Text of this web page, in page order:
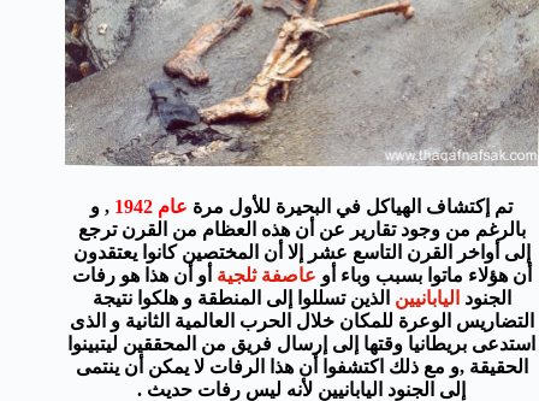
تم إكتشاف الهياكل في البحيرة للأول مرة عام 1942
, و
بالرغم من وجود تقارير عن أن هذه العظام من القرن ترجع
إلى أواخر القرن التاسع عشر إلا أن المختصين كانوا يعتقدون
أن هؤلاء ماتوا بسبب وباء أو عاصفة ثلجية أو أن هذا هو رفات
الجنود اليابانيين الذين تسللوا إلى المنطقة و هلكوا نتيجة
التضاريس الوعرة للمكان خلال الحرب العالمية الثانية و الذى
استدعى بريطانيا وقتها إلى إرسال فريق من المحققين ليتبينوا
الحقيقة ,و مع ذلك اكتشفوا أن هذا الرفات لا يمكن أن ينتمى
إلى الجنود اليابانيين لأنه ليس رفات حديث .